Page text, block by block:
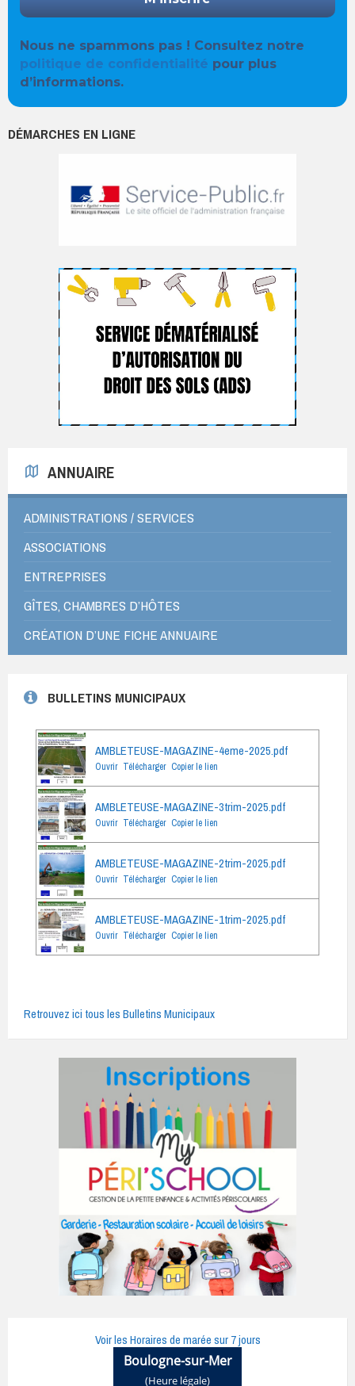
Nous ne spammons pas ! Consultez notre
politique de confidentialité pour plus
d’informations.
DÉMARCHES EN LIGNE
ANNUAIRE
ADMINISTRATIONS / SERVICES
ASSOCIATIONS
ENTREPRISES
GÎTES, CHAMBRES D’HÔTES
CRÉATION D’UNE FICHE ANNUAIRE
BULLETINS MUNICIPAUX
AMBLETEUSE-MAGAZINE-4eme-2025.pdf
Ouvrir Télécharger Copier le lien
AMBLETEUSE-MAGAZINE-3trim-2025.pdf
Ouvrir Télécharger Copier le lien
AMBLETEUSE-MAGAZINE-2trim-2025.pdf
Ouvrir Télécharger Copier le lien
AMBLETEUSE-MAGAZINE-1trim-2025.pdf
Ouvrir Télécharger Copier le lien
Retrouvez ici tous les Bulletins Municipaux
Voir les Horaires de marée sur 7 jours